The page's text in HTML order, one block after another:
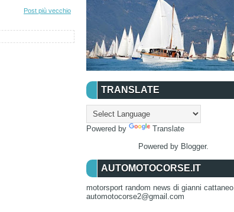
Post più vecchio
TRANSLATE
Powered by
Translate
Powered by Blogger.
AUTOMOTOCORSE.IT
motorsport random news di gianni cattaneo
automotocorse2@gmail.com